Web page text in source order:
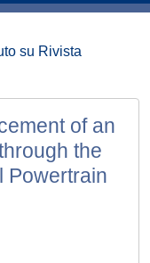
su Rivista
of an
the
Powertrain